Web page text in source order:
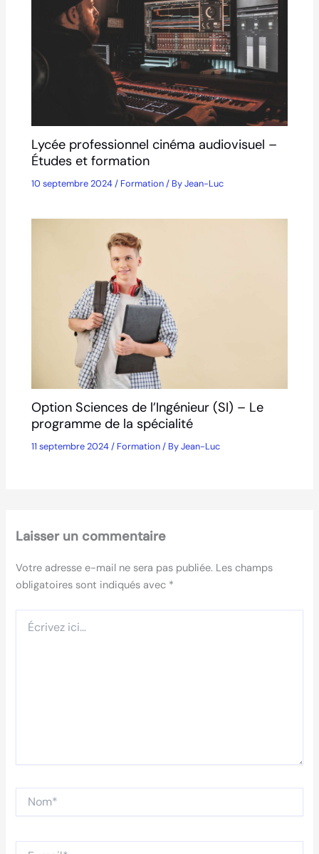
Lycée professionnel cinéma audiovisuel –
Études et formation
10 septembre 2024/ Formation/ ByJean-Luc
Option Sciences de l’Ingénieur (SI) – Le
programme de la spécialité
11 septembre 2024/ Formation/ ByJean-Luc
Laisser un commentaire
Votre adresse e-mail ne sera pas publiée. Les champs
obligatoires sont indiqués avec *
ici…